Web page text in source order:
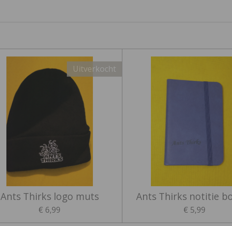
Uitverkocht
Ants Thirks logo muts
€ 6,99
Ants Thirks notitie
€ 5,99